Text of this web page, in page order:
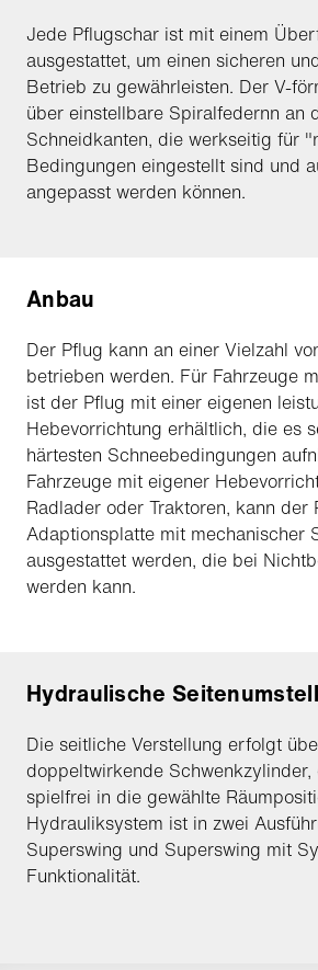
Jede Pflugschar ist mit einem
ausgestattet, um einen sicheren
Betrieb zu gewährleisten. Der V-
über einstellbare Spiralfedernn an
Schneidkanten, die werkseitig für
Bedingungen eingestellt sind und
angepasst werden können.
Anbau
Der Pflug kann an einer Vielzahl
betrieben werden. Für Fahrzeuge
ist der Pflug mit einer eigenen
Hebevorrichtung erhältlich, die es
härtesten Schneebedingungen
Fahrzeuge mit eigener
Radlader oder Traktoren, kann der
Adaptionsplatte mit mechanischer
ausgestattet werden, die bei
werden kann.
Hydraulische
Die seitliche Verstellung erfolgt
doppeltwirkende Schwenkzylinder,
spielfrei in die gewählte
Hydrauliksystem ist in zwei
Superswing und Superswing mit
Funktionalität.